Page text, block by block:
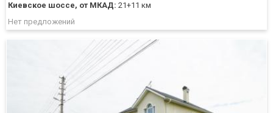
Киевское шоссе, от МКАД: 21+11 км
Нет предложений